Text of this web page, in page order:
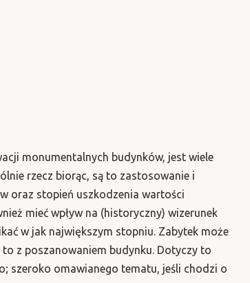
monumentalnych budynków, jest wiele
rzecz biorąc, są to zastosowanie i
oraz stopień uszkodzenia wartości
mieć wpływ na (historyczny) wizerunek
w jak największym stopniu. Zabytek może
z poszanowaniem budynku. Dotyczy to
szeroko omawianego tematu, jeśli chodzi o